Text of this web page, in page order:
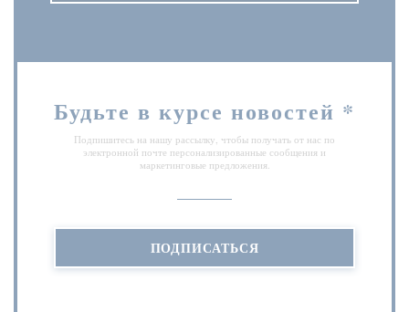
Будьте в курсе новостей *
Подпишитесь на нашу рассылку, чтобы получать от нас по
электронной почте персонализированные сообщения и
маркетинговые предложения.
ПОДПИСАТЬСЯ